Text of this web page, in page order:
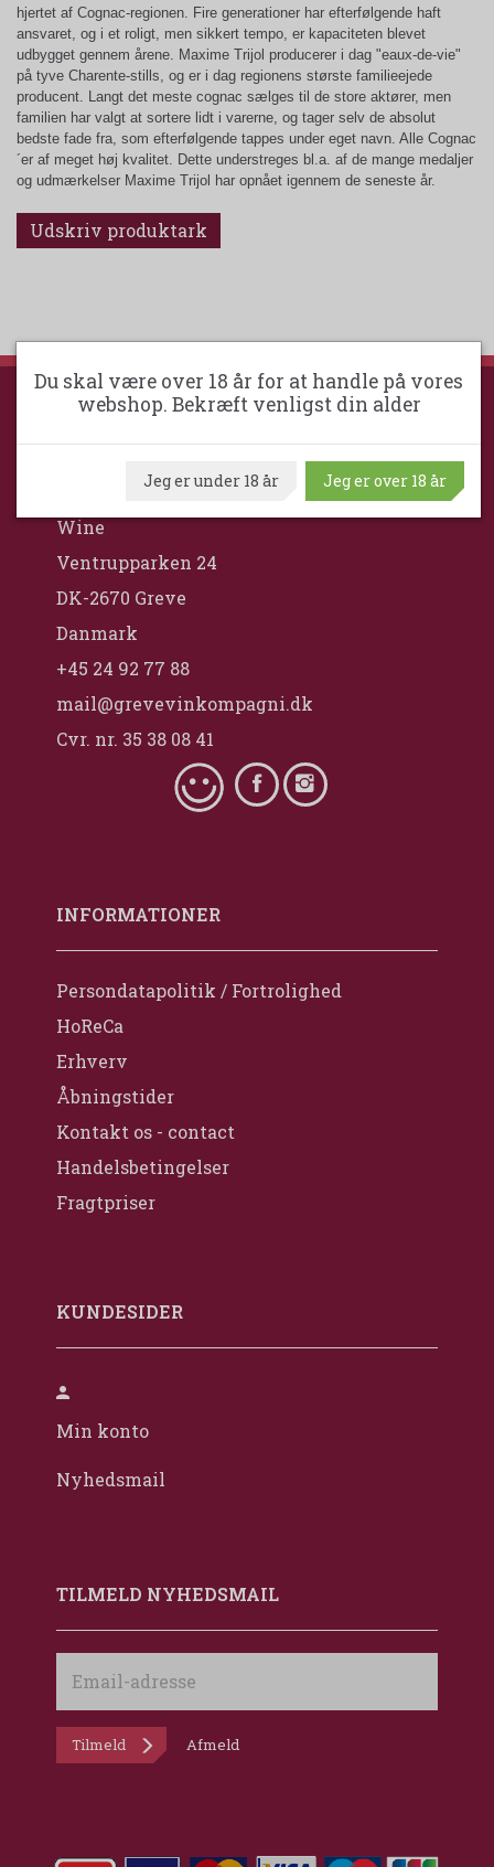
hjertet af Cognac-regionen. Fire generationer har efterfølgende haft
ansvaret, og i et roligt, men sikkert tempo, er kapaciteten blevet
udbygget gennem årene. Maxime Trijol producerer i dag "eaux-de-vie"
på tyve Charente-stills, og er i dag regionens største familieejede
producent. Langt det meste cognac sælges til de store aktører, men
familien har valgt at sortere lidt i varerne, og tager selv de absolut
bedste fade fra, som efterfølgende tappes under eget navn. Alle Cognac
´er af meget høj kvalitet. Dette understreges bl.a. af de mange medaljer
og udmærkelser Maxime Trijol har opnået igennem de seneste år.
Udskriv produktark
Greve VinKompagni ApS / Maximum
Wine
Ventrupparken 24
DK-2670 Greve
Danmark
+45 24 92 77 88
mail@grevevinkompagni.dk
Cvr. nr. 35 38 08 41
INFORMATIONER
Persondatapolitik / Fortrolighed
HoReCa
Erhverv
Åbningstider
Kontakt os - contact
Handelsbetingelser
Fragtpriser
KUNDESIDER
Min konto
Nyhedsmail
TILMELD NYHEDSMAIL
adresse
Tilmeld Afmeld
Du skal være over 18 år for at handle på vores
webshop. Bekræft venligst din alder
Jeg er under 18 år Jeg er over 18 år